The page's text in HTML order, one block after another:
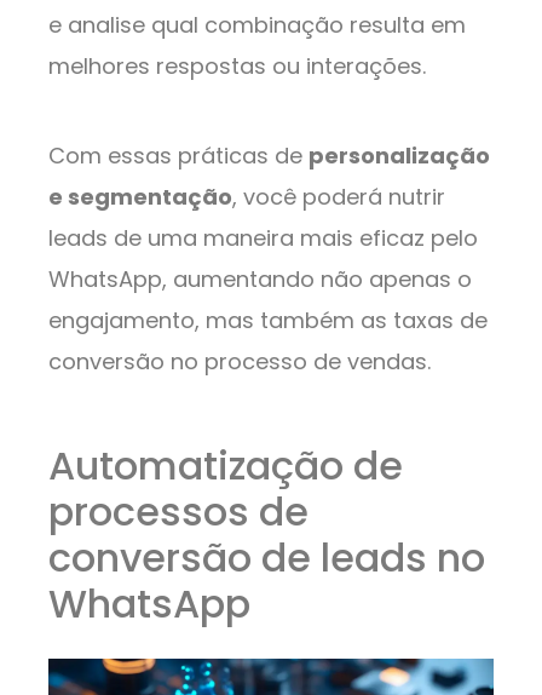
e analise qual combinação resulta em
melhores respostas ou interações.
Com essas práticas de personalização
e segmentação, você poderá nutrir
leads de uma maneira mais eficaz pelo
WhatsApp, aumentando não apenas o
engajamento, mas também as taxas de
conversão no processo de vendas.
Automatização de
processos de
conversão de leads no
WhatsApp